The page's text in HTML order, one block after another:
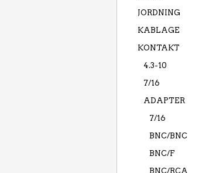
JORDNING
KABLAGE
KONTAKT
4.3-10
7/16
ADAPTER
7/16
BNC/BNC
BNC/F
BNC/RCA